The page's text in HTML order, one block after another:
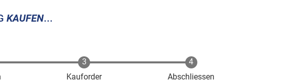
KAUFEN...
Kauforder
Abschliessen